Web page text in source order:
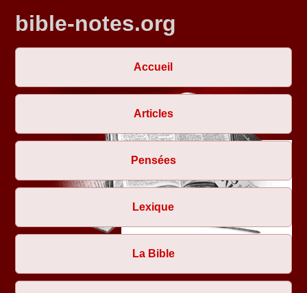
bible-notes.org
Accueil
Articles
Pensées
Lexique
La Bible